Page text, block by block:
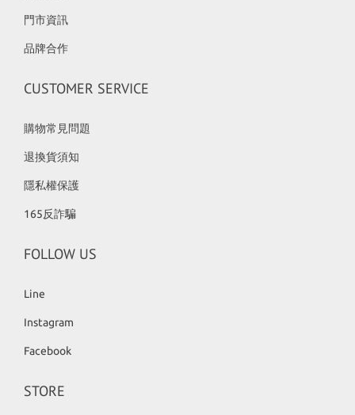
門市資訊
品牌合作
CUSTOMER SERVICE
購物常見問題
退換貨須知
隱私權保護
165反詐騙
FOLLOW US
Line
Instagram
Facebook
STORE